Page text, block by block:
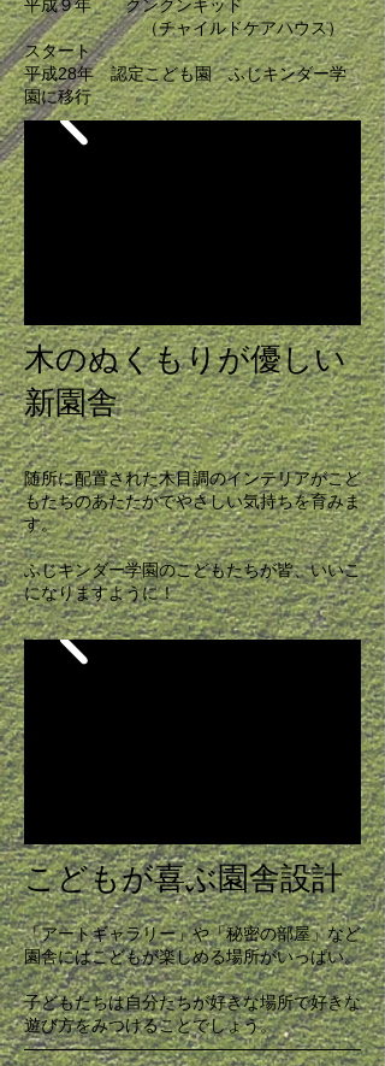
平成９年 クンクンキッド
（チャイルドケアハウス）
スタート
平成28年 認定こども園 ふじキンダー学
園に移行
木のぬくもりが優しい
新園舎
随所に配置された木目調のインテリアがこど
もたちのあたたかでやさしい気持ちを育みま
す。
ふじキンダー学園のこどもたちが皆、いいこ
になりますように！
こどもが喜ぶ園舎設計
「アートギャラリー」や「秘密の部屋」など
園舎にはこどもが楽しめる場所がいっぱい。
子どもたちは自分たちが好きな場所で好きな
遊び方をみつけることでしょう。